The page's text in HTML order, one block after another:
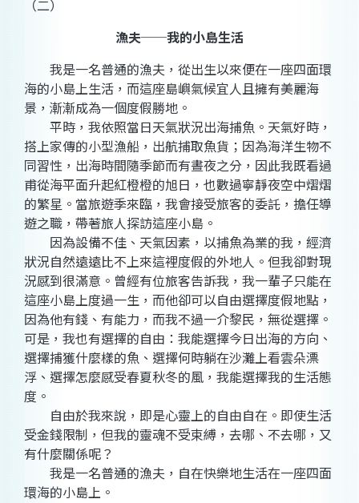
（二）
漁夫──我的小島生活
我是一名普通的漁夫，從出生以來便在一座四面環
海的小島上生活，而這座島嶼氣候宜人且擁有美麗海
景，漸漸成為一個度假勝地。
平時，我依照當日天氣狀況出海捕魚。天氣好時，
搭上家傳的小型漁船，出航捕取魚貨；因為海洋生物不
同習性，出海時間隨季節而有晝夜之分，因此我既看過
甫從海平面升起紅橙橙的旭日，也數過寧靜夜空中熠熠
的繁星。當旅遊季來臨，我會接受旅客的委託，擔任導
遊之職，帶著旅人探訪這座小島。
因為設備不佳、天氣因素，以捕魚為業的我，經濟
狀況自然遠遠比不上來這裡度假的外地人。但我卻對現
況感到很滿意。曾經有位旅客告訴我，我一輩子只能在
這座小島上度過一生，而他卻可以自由選擇度假地點，
因為他有錢、有能力，而我不過一介黎民，無從選擇。
可是，我也有選擇的自由：我能選擇今日出海的方向、
選擇捕獲什麼樣的魚、選擇何時躺在沙灘上看雲朵漂
浮、選擇怎麼感受春夏秋冬的風，我能選擇我的生活態
度。
自由於我來說，即是心靈上的自由自在。即使生活
受金錢限制，但我的靈魂不受束縛，去哪、不去哪，又
有什麼關係呢？
我是一名普通的漁夫，自在快樂地生活在一座四面
環海的小島上。